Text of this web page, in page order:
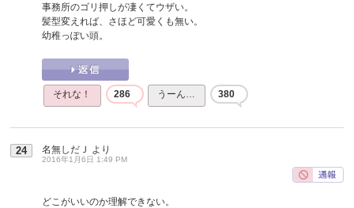
事務所のゴリ押しが凄くてウザい。
髪型変えれば、さほど可愛くも無い。
幼稚っぽい頭。
それな！ 286 うーん… 380
24 名無しだＪ より
2016年1月6日 1:49 PM
どこがいいのか理解できない。